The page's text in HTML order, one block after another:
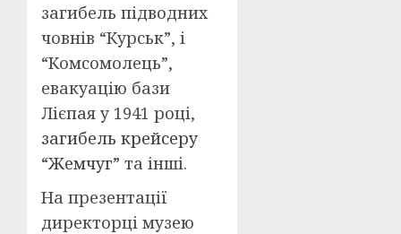
загибель підводних
човнів “Курськ”, і
“Комсомолець”,
евакуацію бази
Лієпая у 1941 році,
загибель крейсеру
“Жемчуг” та інші.
На презентації
директорці музею